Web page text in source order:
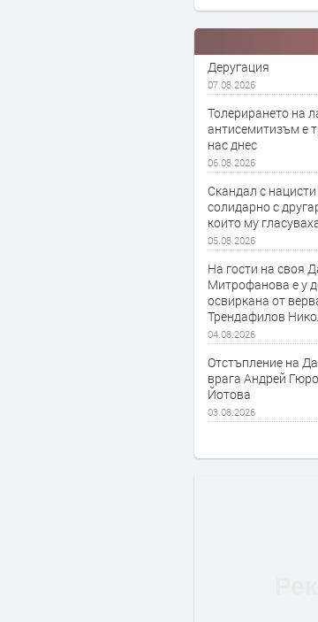
Деругация
07.08.2026
Толерирането на
антисемитизъм е
нас днес
06.08.2026
Скандал с
солидарно с
които му
05.08.2026
На гости на своя
Митрофанова е у
освиркана от
Трендафилов
04.08.2026
Отстъпление на
врага Андрей
Йотова
03.08.2026